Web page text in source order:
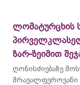
ლომატურცხის
ზარ-ზეიმით
ღონისძიებაზე
მრავალფეროვანი